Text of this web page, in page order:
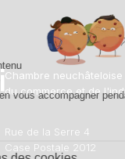
Chambre neuchâteloise
du commerce et de
Rue de la Serre 4
Case Postale 2012